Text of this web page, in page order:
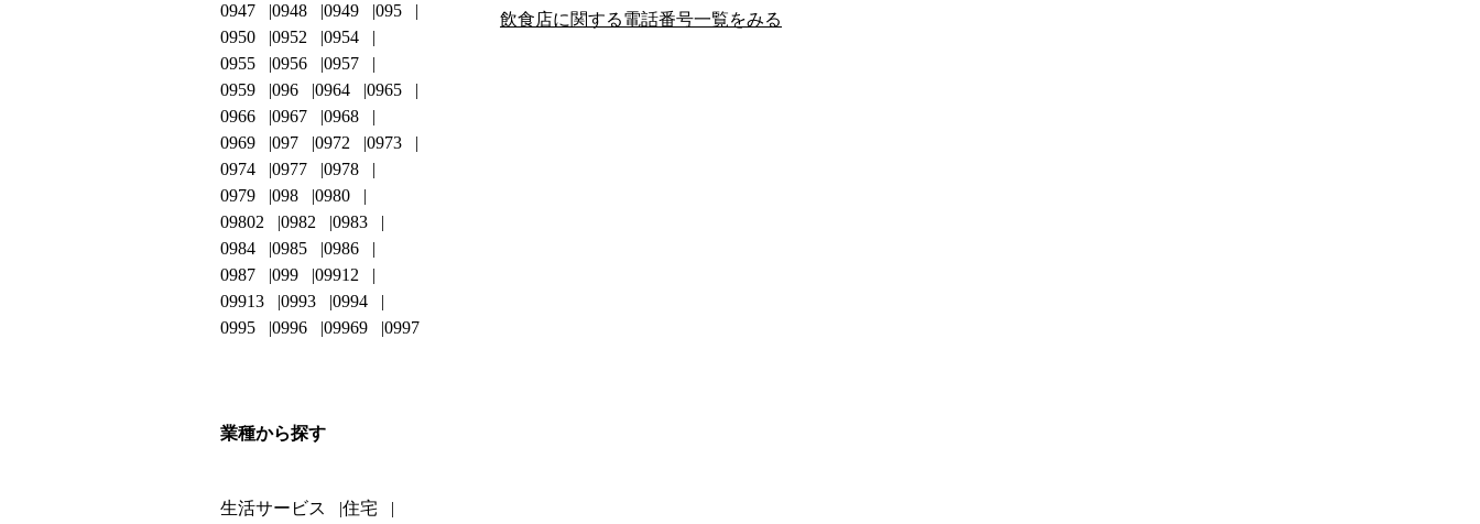
飲食店に関する電話番号一覧をみる
0947
0948 0949
095
0950
0952
0954
0955
0956
0957
0959
096 0964
0965
0966
0967
0968
0969
097 0972
0973
0974
0977
0978
0979
098
0980
09802
0982
0983
0984
0985
0986
0987
099
09912
09913
0993
0994
0995
0996 09969 0997
業種から探す
生活サービス 住宅